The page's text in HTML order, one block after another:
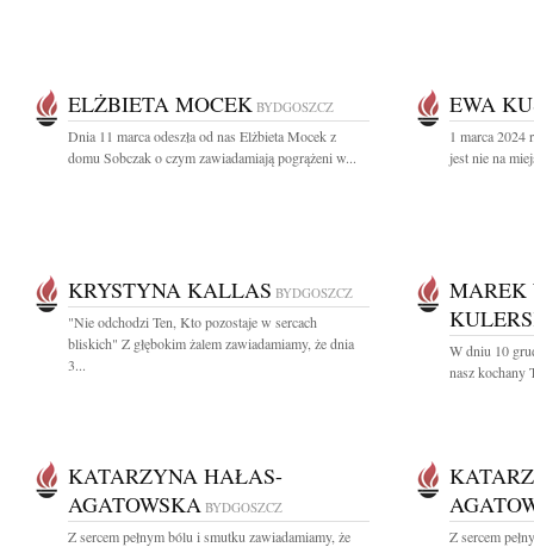
ELŻBIETA MOCEK BYDGOSZCZ
Dnia 11 marca odeszła od nas Elżbieta Mocek z
domu Sobczak o czym zawiadamiają pogrążeni w...
EWA
1 marca 2024
jest nie na
KRYSTYNA KALLAS BYDGOSZCZ
"Nie odchodzi Ten, Kto pozostaje w sercach
bliskich" Z głębokim żalem zawiadamiamy, że dnia
3...
MAREK
W dniu 10
nasz kochany
KATARZYNA HAŁAS-
AGATOWSKA BYDGOSZCZ
Z sercem pełnym bólu i smutku zawiadamiamy, że
Z sercem